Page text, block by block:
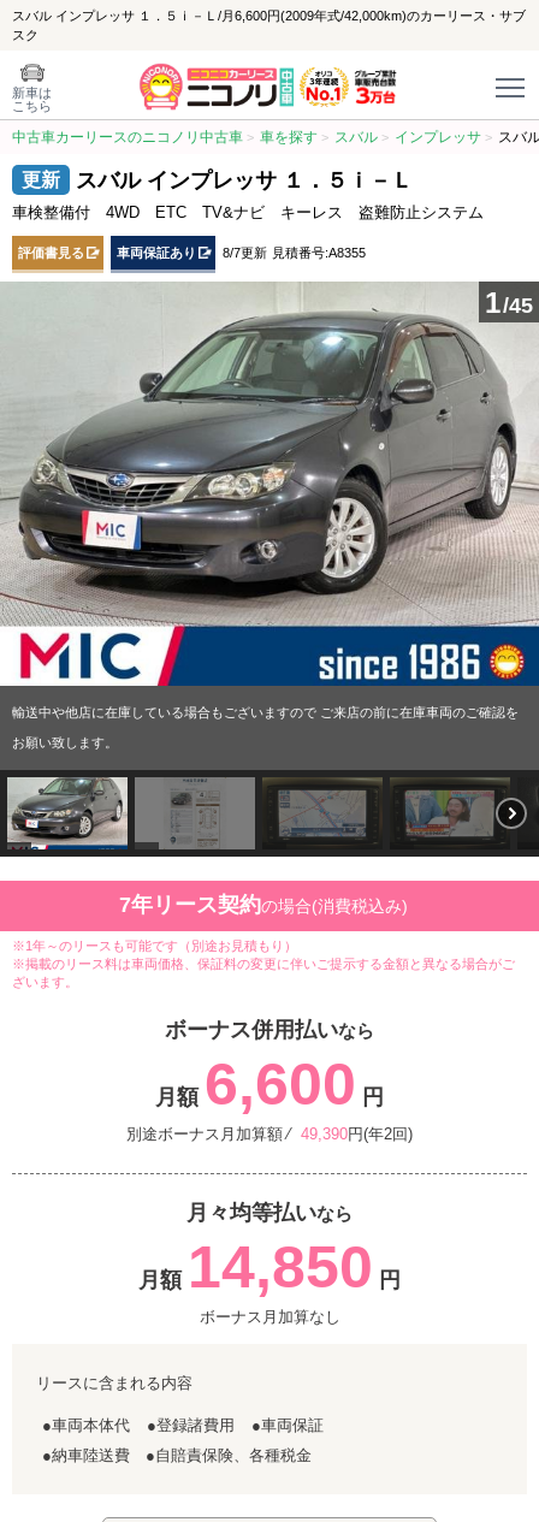
スバル インプレッサ １．５ｉ－Ｌ/月6,600円(2009年式/42,000km)のカーリース・サブ
スク
新車は
こちら
中古車カーリースのニコノリ中古車 車を探す スバル インプレッサ スバ
スバル インプレッサ １．５ｉ－Ｌ
車検整備付 4WD ETC TV&ナビ キーレス 盗難防止システム
評価書見る 車両保証あり 8/7更新 見積番号:A8355
1/45
輸送中や他店に在庫している場合もございますので ご来店の前に在庫車両のご確認を
お願い致します。
7年リース契約の場合(消費税込み)
※1年～のリースも可能です（別途お見積もり）
※掲載のリース料は車両価格、保証料の変更に伴いご提示する金額と異なる場合がご
ざいます。
ボーナス併用払いなら
月額 6,600 円
別途ボーナス月加算額 ⁄ 49,390円(年2回)
月々均等払いなら
月額 14,850 円
ボーナス月加算なし
リースに含まれる内容
●車両本体代 ●登録諸費用
●車両保証
●納車陸送費 ●自賠責保険、各種税金